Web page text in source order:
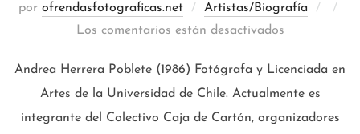
por ofrendasfotograficas.net Artistas/Biografía
Los comentarios están desactivados
Andrea Herrera Poblete (1986) Fotógrafa y Licenciada en
Artes de la Universidad de Chile. Actualmente es
integrante del Colectivo Caja de Cartón, organizadores